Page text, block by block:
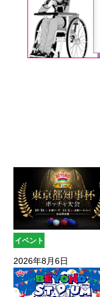
イベント
2026年8月6日